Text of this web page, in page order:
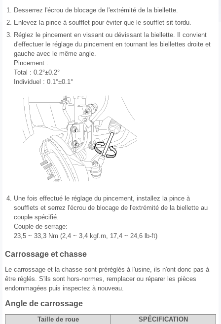
1. Desserrez l'écrou de blocage de l'extrémité de la biellette.
2. Enlevez la pince à soufflet pour éviter que le soufflet sit tordu.
3. Réglez le pincement en vissant ou dévissant la biellette. Il convient
d'effectuer le réglage du pincement en tournant les biellettes droite et
gauche avec le même angle.
Pincement :
Total : 0.2°±0.2°
Individuel : 0.1°±0.1°
4. Une fois effectué le réglage du pincement, installez la pince à
soufflets et serrez l'écrou de blocage de l'extrémité de la biellette au
couple spécifié.
Couple de serrage:
23,5 ~ 33,3 Nm (2,4 ~ 3,4 kgf.m, 17,4 ~ 24,6 lb-ft)
Carrossage et chasse
Le carrossage et la chasse sont préréglés à l'usine, ils n'ont donc pas à
être réglés. S'ils sont hors-normes, remplacer ou réparer les pièces
endommagées puis inspectez à nouveau.
Angle de carrossage
Taille de roue
SPÉCIFICATION